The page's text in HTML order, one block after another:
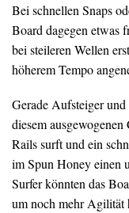
Bei schnellen Snaps
Board dagegen etwas
bei steileren Wellen
höherem Tempo
Gerade Aufsteiger
diesem
Rails surft und ein
im Spun Honey einen
Surfer könnten das
um noch mehr Agilität